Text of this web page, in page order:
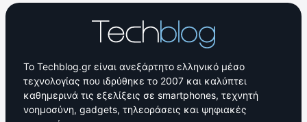
Το Techblog.gr είναι ανεξάρτητο ελληνικό μέσο
τεχνολογίας που ιδρύθηκε το 2007 και καλύπτει
καθημερινά τις εξελίξεις σε smartphones, τεχνητή
νοημοσύνη, gadgets, τηλεοράσεις και ψηφιακές